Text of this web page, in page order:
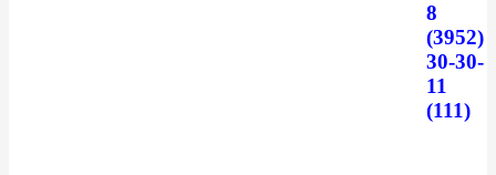
8
(3952)
30-30-
11
(111)